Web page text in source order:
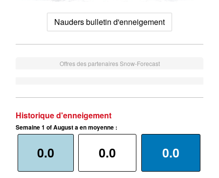
Nauders bulletin d'enneigement
Offres des partenaires Snow-Forecast
Historique d'enneigement
Semaine 1 of August a en moyenne :
0.0 0.0 0.0